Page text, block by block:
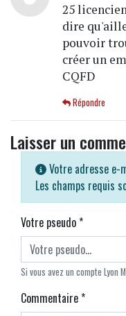
25
dire
pouvoir
créer un
CQFD
Répondre
Laisser un
Votre adresse e-
Les champs requis
Votre pseudo*
Si vous avez un compte Lyon
Commentaire*